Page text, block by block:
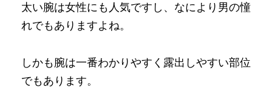
太い腕は女性にも人気ですし、なにより男の憧
れでもありますよね。
しかも腕は一番わかりやすく露出しやすい部位
でもあります。